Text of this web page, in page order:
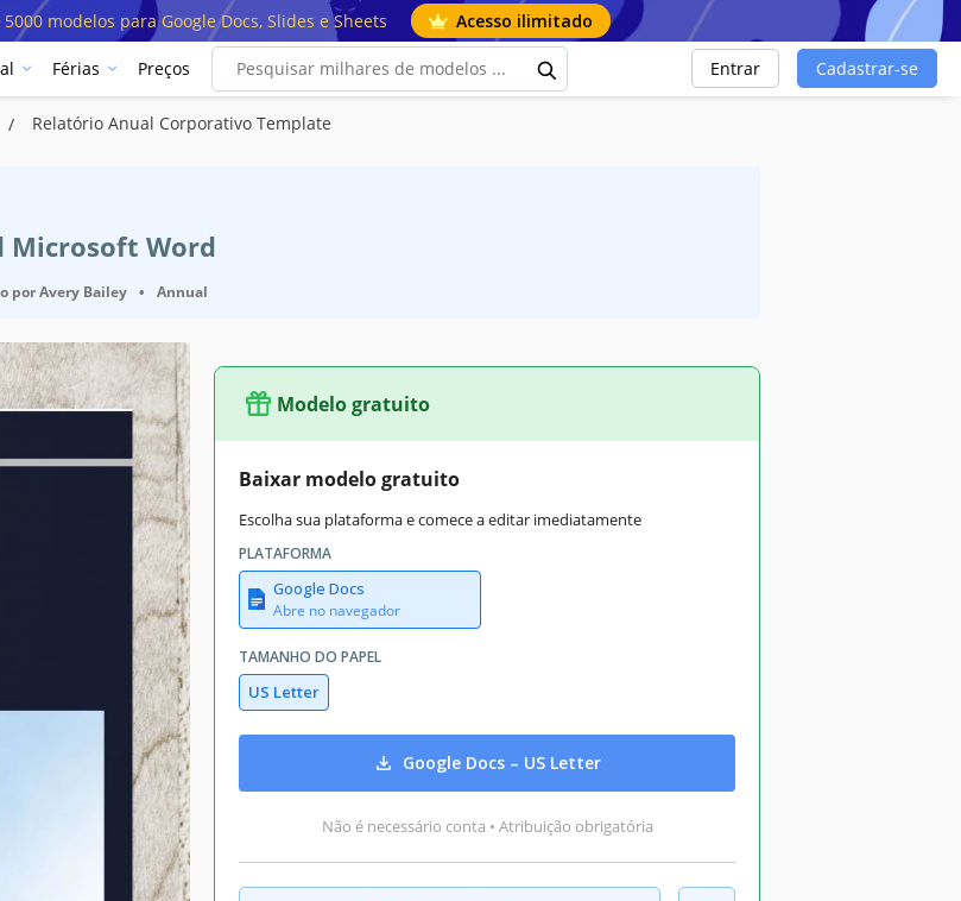
modelos para Google Docs, Slides e Sheets Acesso ilimitado
Férias Preços Entrar Cadastrar-se
Relatório Anual Corporativo Template
Microsoft Word
porAvery Bailey • Annual
Modelo gratuito
Baixar modelo gratuito
Escolha sua plataforma e comece a editar imediatamente
PLATAFORMA
Google Docs
Abre no navegador
TAMANHO DO PAPEL
US Letter
Google Docs – US Letter
Não é necessário conta • Atribuição obrigatória